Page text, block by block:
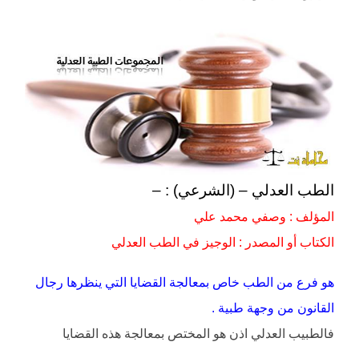
الطب العدلي – (الشرعي) : –
المؤلف : وصفي محمد علي
الكتاب أو المصدر : الوجيز في الطب العدلي
هو فرع من الطب خاص بمعالجة القضايا التي ينظرها رجال
القانون من وجهة طبية .
فالطبيب العدلي اذن هو المختص بمعالجة هذه القضايا